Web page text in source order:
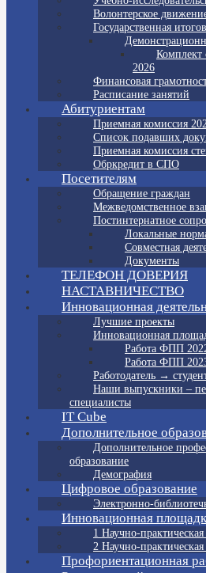
Волонтерское
Государственная
2026
Финансовая
Расписание занятий
Абитуриентам
Приемная комиссия
Список подавших
Приемная комиссия
Обркредит в СПО
Посетителям
Обращение граждан
Межведомственное
Постинтернатное
Локальные
Совместная
Документы
ТЕЛЕФОН ДОВЕРИЯ
НАСТАВНИЧЕСТВО
Инновационная
Лучшие проекты
Инновационная
Работа ФПП
Работа ФПП
Работодатель →
Наши выпускники –
специалисты
IT Cube
Дополнительное
Дополнительное
образование
Демография
Цифровое образование
Электронно-
Инновационная
1 Научно-
2 Научно-
Профориентационная